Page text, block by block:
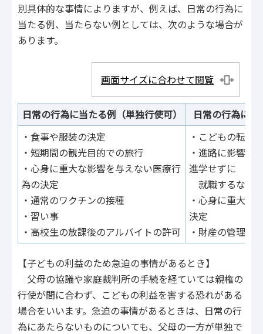
別具体的な事情によりますが、例えば、日常の行為に
当たる例、当たらない例としては、次のような場合が
あります。
画面サイズに合わせて閲覧
日常の行為に当たる例（単独行使可）
日常の行為に
・食事や服装の決定
・短期間の観光目的での旅行
・心身に重大な影響を与えない医療行
為の決定
・通常のワクチンの接種
・習い事
・高校生の放課後のアルバイトの許可
・こどもの転居
・進路に影響す
進学せずに
就職するなど
・心身に重大な
決定
・財産の管理（
【子どもの利益のため急迫の事情があるとき】
父母の協議や家庭裁判所の手続を経ていては親権の
行使が間に合わず、こどもの利益を害する恐れがある
場合をいいます。急迫の事情があるときは、日常の行
為にあたらないものについても、父母の一方が単独で